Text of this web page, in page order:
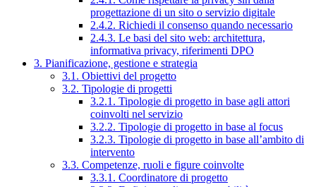
progettazione di un sito o servizio digitale
2.4.2. Richiedi il consenso quando necessario
2.4.3. Le basi del sito web: architettura,
informativa privacy, riferimenti DPO
3. Pianificazione, gestione e strategia
3.1. Obiettivi del progetto
3.2. Tipologie di progetti
3.2.1. Tipologie di progetto in base agli attori
coinvolti nel servizio
3.2.2. Tipologie di progetto in base al focus
3.2.3. Tipologie di progetto in base all’ambito di
intervento
3.3. Competenze, ruoli e figure coinvolte
3.3.1. Coordinatore di progetto